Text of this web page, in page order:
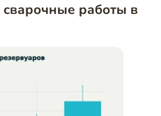
работы в